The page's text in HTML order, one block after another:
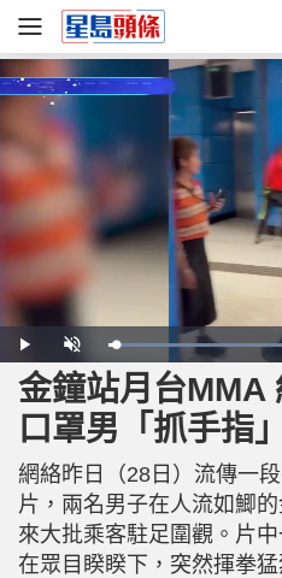
P
l
a
y
U
n
m
u
t
e
L
o
d
e
:
1
0
0
%
金鐘站月台MMA
口罩男「抓手指
網絡昨日（28日）流傳一
片，兩名男子在人流如鯽
來大批乘客駐足圍觀。片
在眾目睽睽下，突然揮拳